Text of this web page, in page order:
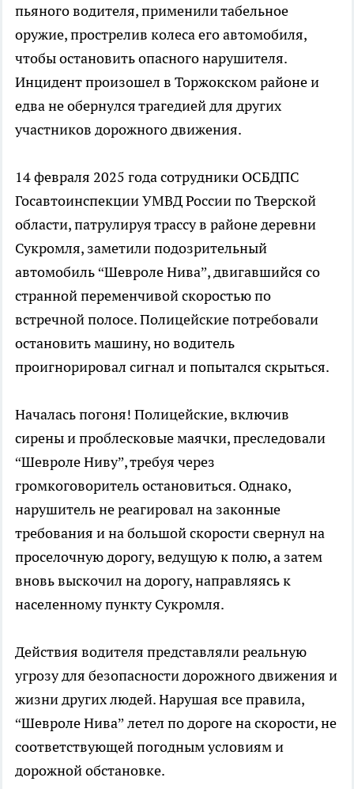
пьяного водителя, применили табельное
оружие, прострелив колеса его автомобиля,
чтобы остановить опасного нарушителя.
Инцидент произошел в Торжокском районе и
едва не обернулся трагедией для других
участников дорожного движения.
14 февраля 2025 года сотрудники ОСБДПС
Госавтоинспекции УМВД России по Тверской
области, патрулируя трассу в районе деревни
Сукромля, заметили подозрительный
автомобиль “Шевроле Нива”, двигавшийся со
странной переменчивой скоростью по
встречной полосе. Полицейские потребовали
остановить машину, но водитель
проигнорировал сигнал и попытался скрыться.
Началась погоня! Полицейские, включив
сирены и проблесковые маячки, преследовали
“Шевроле Ниву”, требуя через
громкоговоритель остановиться. Однако,
нарушитель не реагировал на законные
требования и на большой скорости свернул на
проселочную дорогу, ведущую к полю, а затем
вновь выскочил на дорогу, направляясь к
населенному пункту Сукромля.
Действия водителя представляли реальную
угрозу для безопасности дорожного движения и
жизни других людей. Нарушая все правила,
“Шевроле Нива” летел по дороге на скорости, не
соответствующей погодным условиям и
дорожной обстановке.